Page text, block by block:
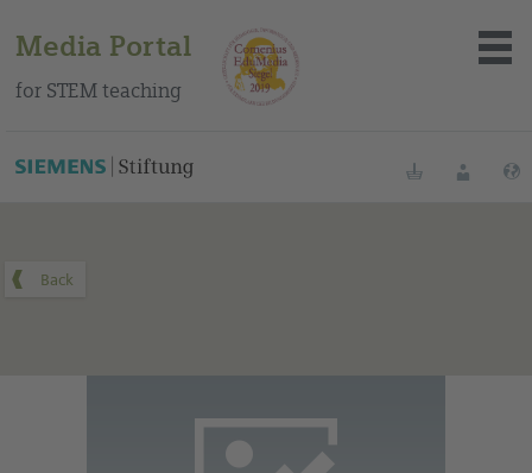
Media Portal
for STEM teaching
About the portal
BookmarksLogin
You can find this medium on our Spanish education portal